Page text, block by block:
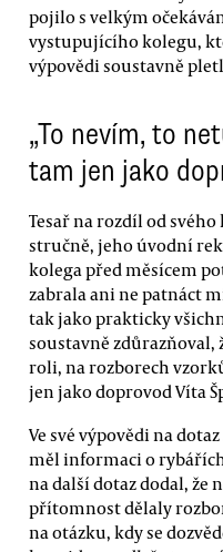
pojilo s velkým
vystupujícího kolegu,
výpovědi soustavně
„To nevím, to
tam jen jako
Tesař na rozdíl od
stručně, jeho úvodní
kolega před měsícem
zabrala ani ne patnáct
tak jako prakticky
soustavně zdůrazňoval,
roli, na rozborech
jen jako doprovod Víta
Ve své výpovědi na
měl informaci o
na další dotaz dodal, že
přítomnost dělaly
na otázku, kdy se